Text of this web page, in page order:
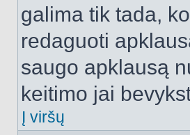
galima tik tada,
redaguoti
saugo apklausą
keitimo jai
Į viršų